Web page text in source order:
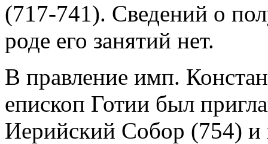
(717-741). Сведений о
роде его занятий нет.
В правление имп.
епископ Готии был
Иерийский Собор (754) и